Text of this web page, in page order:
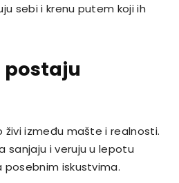
sebi i krenu putem koji ih
postaju
živi između mašte i realnosti.
sanjaju i veruju u lepotu
iskustvima.